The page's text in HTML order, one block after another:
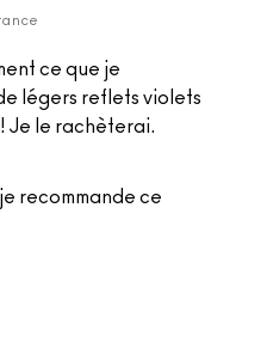
ce que je
légers reflets violets
Je le rachèterai.
recommande ce